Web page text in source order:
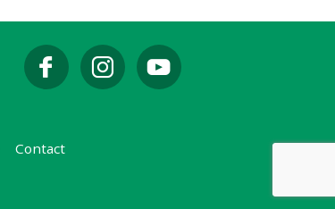
Contact